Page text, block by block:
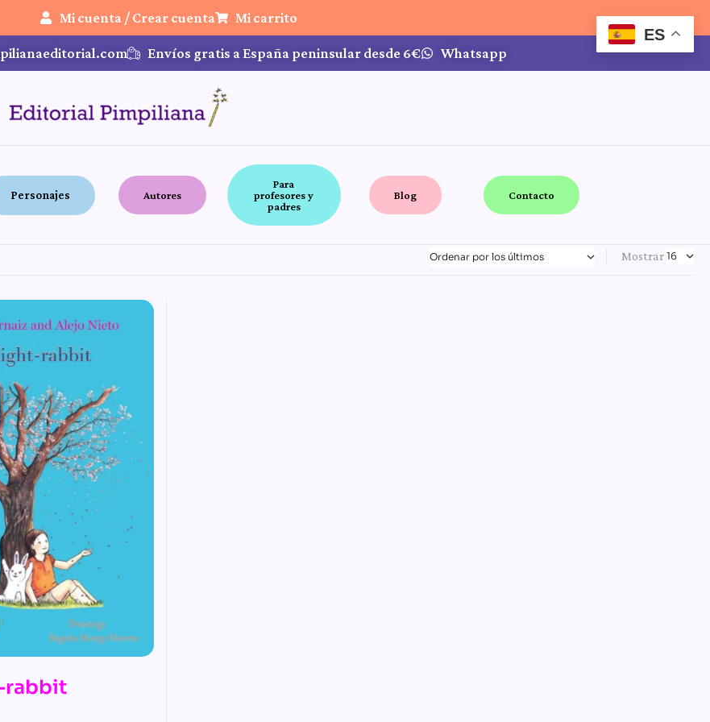
Mi cuenta / Crear cuenta Mi carrito
Envíos gratis a España peninsular desde 6€ Whatsapp
Personajes Autores
Para
profesores y
padres
Blog Contacto
Mostrar
rabbit
ES